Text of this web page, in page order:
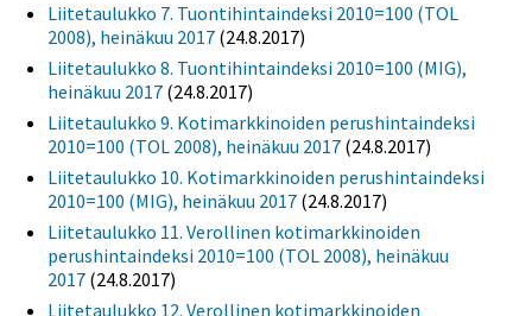
Liitetaulukko 7. Tuontihintaindeksi 2010=100 (TOL
2008), heinäkuu 2017 (24.8.2017)
Liitetaulukko 8. Tuontihintaindeksi 2010=100 (MIG),
heinäkuu 2017 (24.8.2017)
Liitetaulukko 9. Kotimarkkinoiden perushintaindeksi
2010=100 (TOL 2008), heinäkuu 2017 (24.8.2017)
Liitetaulukko 10. Kotimarkkinoiden perushintaindeksi
2010=100 (MIG), heinäkuu 2017 (24.8.2017)
Liitetaulukko 11. Verollinen kotimarkkinoiden
perushintaindeksi 2010=100 (TOL 2008), heinäkuu
2017 (24.8.2017)
Liitetaulukko 12. Verollinen kotimarkkinoiden